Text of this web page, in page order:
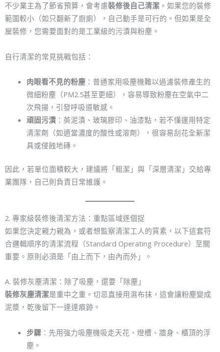
不少業主為了節省預算，會考慮裝修後自己清潔 。如果您的裝修
範圍較小（如只翻新了廚廁），自己動手是可行的。但如果是全
屋裝修，您需要面對的是工業級的污漬與粉塵。
自行清潔的常見挑戰包括：
肉眼看不見的粉塵：普通家用吸塵機難以過濾裝修產生的
微細粉塵（PM2.5甚至更細），容易導致粉塵在空氣中二
次飛揚，引發呼吸道敏感。
頑固污漬：英泥漬、玻璃膠印、油漆點，若不懂運用特定
清潔劑（如適當濃度的酸性或溶劑），很容易刮花全新潔
具或侵蝕地磚。
因此，若單位面積較大，建議將「粗潔」與「深層清潔」交給專
業團隊，自己則負責日常維護。
2. 專家級裝修後清潔方法：重點區域逐個捉
如果您決定親力親為，或者想監察清潔工人的質素，以下這套符
合邏輯順序的清潔流程（Standard Operating Procedure）至關
重要。原則必須是「由上而下，由內而外」。
A. 裝修灰塵清潔：除了吸塵，還要「除塵」
裝修灰塵清潔是重中之重。切忌直接用濕布抹，這會讓粉塵變成
泥漿，乾後留下一達達痕跡。
步驟：先用強力吸塵機吸走天花、燈槽、牆身、櫃頂的浮
塵。